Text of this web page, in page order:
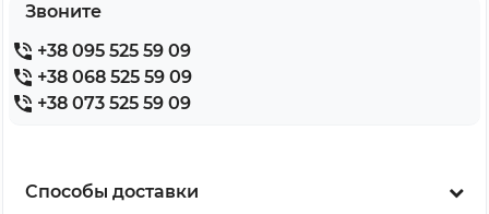
Звоните
+38 095 525 59 09
+38 068 525 59 09
+38 073 525 59 09
Способы доставки